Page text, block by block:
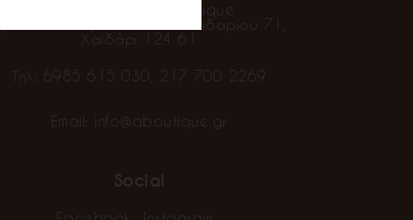
Alpha Showroom Boutique
Αγωνιστών Στρατοπέδου Χαϊδαρίου 71,
Χαϊδάρι 124 61
Τηλ: 6985 615 030 217 700 2269
Email: info@aboutique.gr
Social